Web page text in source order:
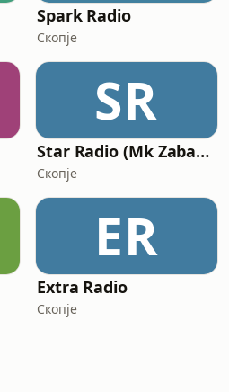
Spark Radio
Скопје
SR
Star Radio (Mk Zabavna)
Скопје
ER
Extra Radio
Скопје